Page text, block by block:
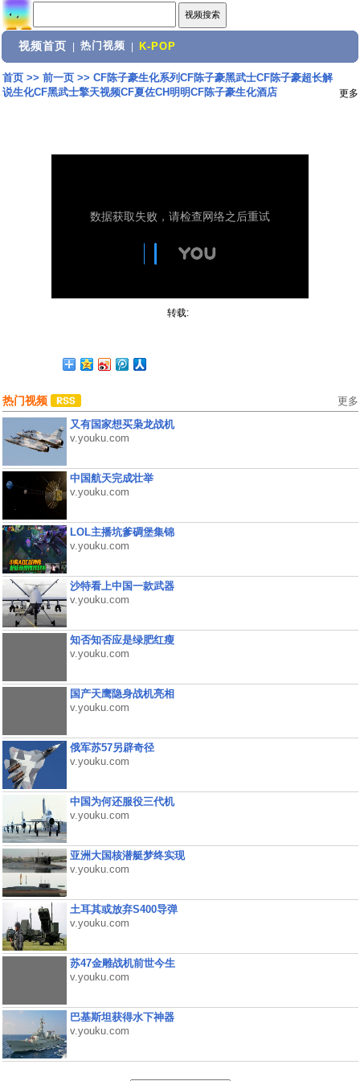
视频首页 热门视频 K-POP
首页>> 前一页>> CF陈子豪生化系列CF陈子豪黑武士CF陈子豪超长解
说生化CF黑武士擎天视频CF夏佐CH明明CF陈子豪生化酒店
更多
转载:
热门视频 更多
又有国家想买枭龙战机
v.youku.com
中国航天完成壮举
v.youku.com
LOL主播坑爹碉堡集锦
v.youku.com
沙特看上中国一款武器
v.youku.com
知否知否应是绿肥红瘦
v.youku.com
国产天鹰隐身战机亮相
v.youku.com
俄军苏57另辟奇径
v.youku.com
中国为何还服役三代机
v.youku.com
亚洲大国核潜艇梦终实现
v.youku.com
土耳其或放弃S400导弹
v.youku.com
苏47金雕战机前世今生
v.youku.com
巴基斯坦获得水下神器
v.youku.com